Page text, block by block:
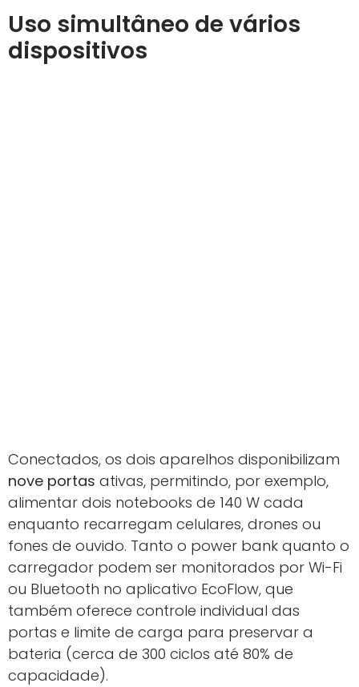
Uso simultâneo de vários
dispositivos
Conectados, os dois aparelhos disponibilizam
nove portas ativas, permitindo, por exemplo,
alimentar dois notebooks de 140 W cada
enquanto recarregam celulares, drones ou
fones de ouvido. Tanto o power bank quanto o
carregador podem ser monitorados por Wi-Fi
ou Bluetooth no aplicativo EcoFlow, que
também oferece controle individual das
portas e limite de carga para preservar a
bateria (cerca de 300 ciclos até 80% de
capacidade).